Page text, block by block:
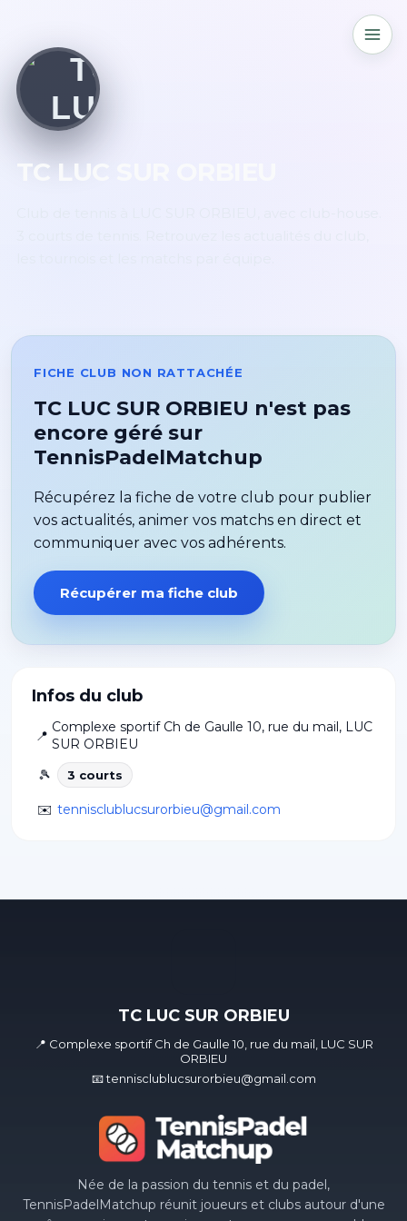
TC LUC SUR ORBIEU
Infos du club
📍
Complexe sportif Ch de Gaulle 10, rue du mail, LUC
SUR ORBIEU
🎾
3 courts
✉️ tennisclublucsurorbieu@gmail.com
FICHE CLUB NON RATTACHÉE
TC LUC SUR ORBIEU n'est pas
encore géré sur
TennisPadelMatchup
Récupérez la fiche de votre club pour publier
vos actualités, animer vos matchs en direct et
communiquer avec vos adhérents.
Récupérer ma fiche club
TC LUC SUR ORBIEU
📍 Complexe sportif Ch de Gaulle 10, rue du mail, LUC SUR
ORBIEU
📧 tennisclublucsurorbieu@gmail.com
Née de la passion du tennis et du padel,
TennisPadelMatchup réunit joueurs et clubs autour d'une